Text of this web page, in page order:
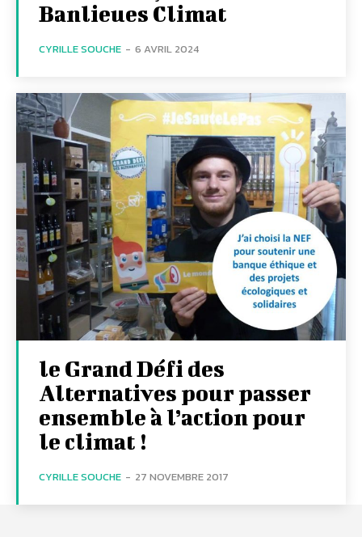
Banlieues Climat
CYRILLE SOUCHE - 6 AVRIL 2024
le Grand Défi des
Alternatives pour passer
ensemble à l’action pour
le climat !
CYRILLE SOUCHE - 27 NOVEMBRE 2017